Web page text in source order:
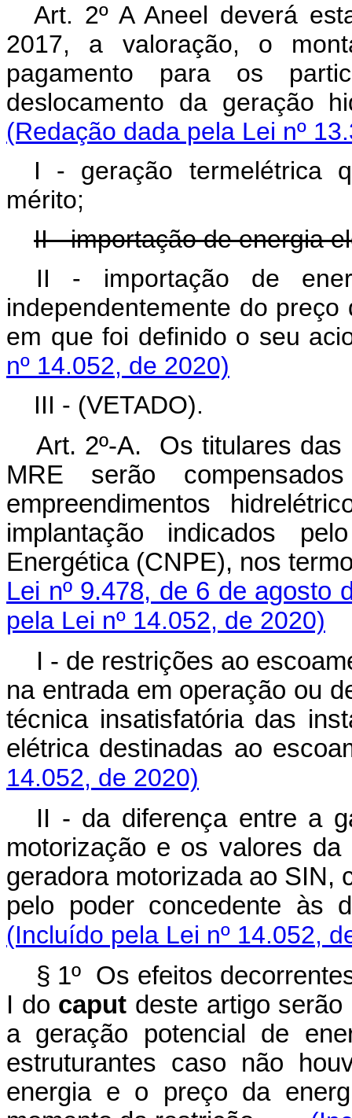
Art. 2º A Aneel deverá
2017, a valoração, o
pagamento para os
deslocamento da
(Redação dada pela Lei nº
I - geração termelétrica
mérito;
II - importação de energia
II - importação de
independentemente do
em que foi definido o seu
nº 14.052, de 2020)
III - (VETADO).
Art. 2º-A. Os titulares das
MRE serão
empreendimentos
implantação indicados
Energética (CNPE), nos
Lei nº 9.478, de 6 de agosto
pela Lei nº 14.052, de 2020)
I - de restrições ao
na entrada em operação ou
técnica insatisfatória das
elétrica destinadas ao
14.052, de 2020)
II - da diferença entre a
motorização e os valores
geradora motorizada ao SIN,
pelo poder concedente
(Incluído pela Lei nº 14.052,
§ 1º Os efeitos
I do caput deste artigo
a geração potencial de
estruturantes caso não
energia e o preço da